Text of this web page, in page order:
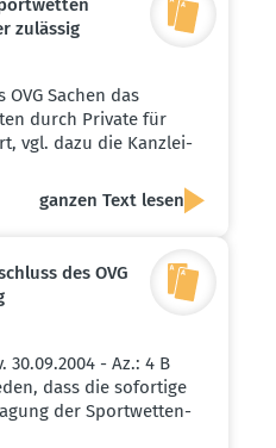
zulässig
Sachen das
durch Private für
vgl. dazu die Kanzlei-
ganzen Text lesen
des OVG
30.09.2004 - Az.: 4 B
dass die sofortige
der Sportwetten-